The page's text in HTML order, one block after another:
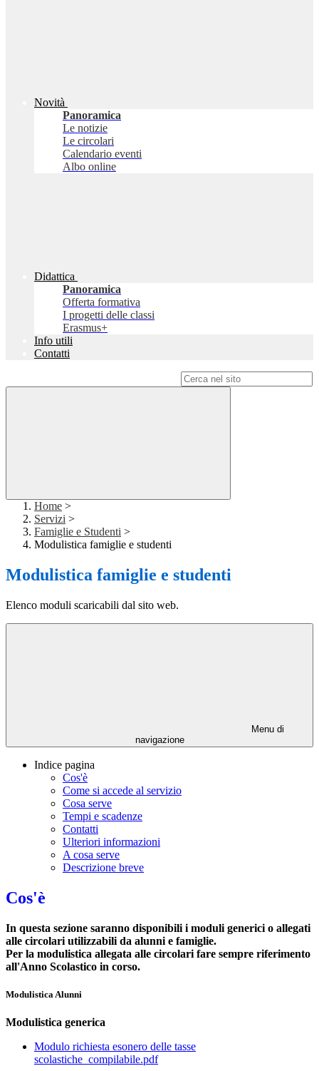
Novità
Panoramica
Le notizie
Le circolari
Calendario eventi
Albo online
Didattica
Panoramica
Offerta formativa
I progetti delle classi
Erasmus+
Info utili
Contatti
Home >
Servizi >
Famiglie e Studenti >
Modulistica famiglie e studenti
Modulistica famiglie e studenti
Elenco moduli scaricabili dal sito web.
Menu di
navigazione
Indice pagina
Cos'è
Come si accede al servizio
Cosa serve
Tempi e scadenze
Contatti
Ulteriori informazioni
A cosa serve
Descrizione breve
Cos'è
In questa sezione saranno disponibili i moduli generici o allegati
alle circolari utilizzabili da alunni e famiglie.
Per la modulistica allegata alle circolari fare sempre riferimento
all'Anno Scolastico in corso.
Modulistica Alunni
Modulistica generica
Modulo richiesta esonero delle tasse
scolastiche_compilabile.pdf